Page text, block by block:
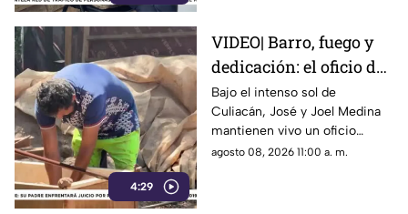
4:29
VIDEO| Barro, fuego y
dedicación: el oficio de
los ladrilleros en
Culiacán
Bajo el intenso sol de
Culiacán, José y Joel Medina
mantienen vivo un oficio
tradicional: la elaboración
agosto 08, 2026 11:00 a. m.